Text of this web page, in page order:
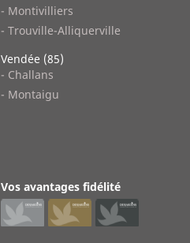
- Montivilliers
- Trouville-Alliquerville
Vendée (85)
- Challans
- Montaigu
Vos avantages fidélité